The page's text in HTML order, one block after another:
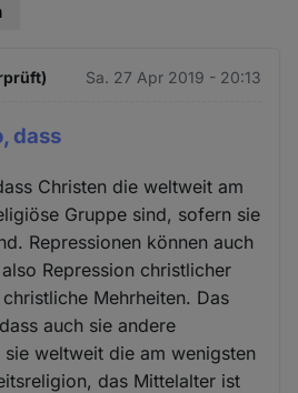
Sa. 27 Apr 2019 - 20:13
dass
Christen die weltweit am
Gruppe sind, sofern sie
Repressionen können auch
Repression christlicher
Mehrheiten. Das
auch sie andere
weltweit die am wenigsten
das Mittelalter ist